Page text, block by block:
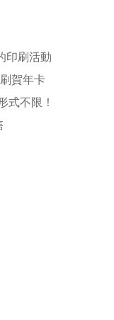
印刷活動
賀年卡
式不限！